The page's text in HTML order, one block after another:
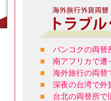
■
バンコクの両替
■
南アフリカで遭
■
海外旅行の両替
■
深夜の台湾で外
■
台北の両替所で